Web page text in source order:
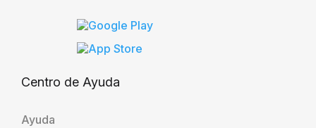
Centro de Ayuda
Ayuda